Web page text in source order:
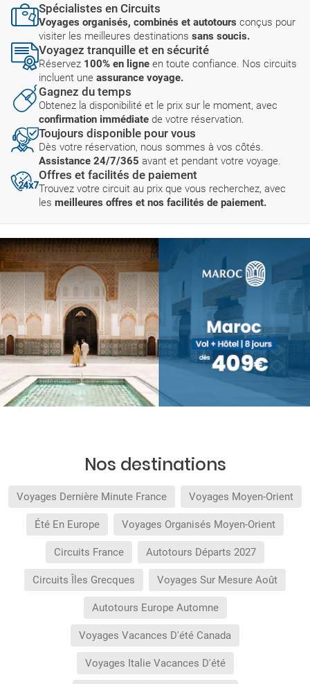
Spécialistes en Circuits
Voyages organisés, combinés et autotours conçus pour
visiter les meilleures destinations sans soucis.
Voyagez tranquille et en sécurité
Réservez 100% en ligne en toute confiance. Nos circuits
incluent une assurance voyage.
Gagnez du temps
Obtenez la disponibilité et le prix sur le moment, avec
confirmation immédiate de votre réservation.
Toujours disponible pour vous
Dès votre réservation, nous sommes à vos côtés.
Assistance 24/7/365 avant et pendant votre voyage.
Offres et facilités de paiement
Trouvez votre circuit au prix que vous recherchez, avec
les meilleures offres et nos facilités de paiement.
Nos destinations
Voyages Dernière Minute France Voyages Moyen-Orient
Été En Europe Voyages Organisés Moyen-Orient
Circuits France Autotours Départs 2027
Circuits Îles Grecques Voyages Sur Mesure Août
Autotours Europe Automne
Voyages Vacances D'été Canada
Voyages Italie Vacances D'été